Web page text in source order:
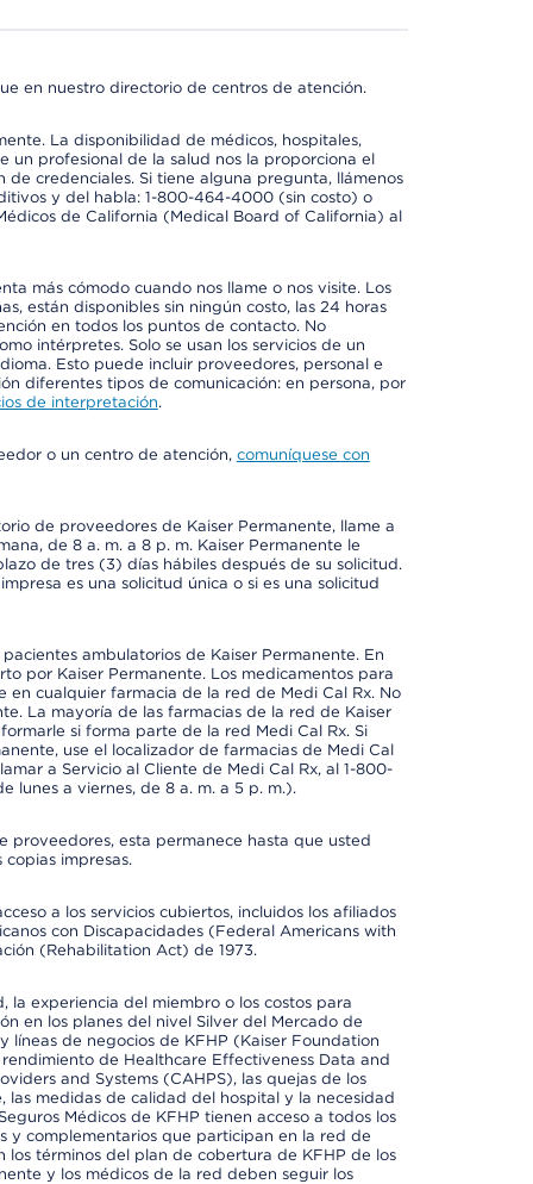
en nuestro directorio de centros de atención.
La disponibilidad de médicos, hospitales,
un profesional de la salud nos la proporciona el
credenciales. Si tiene alguna pregunta, llámenos
y del habla: 1-800-464-4000 (sin costo) o
de California (Medical Board of California) al
más cómodo cuando nos llame o nos visite. Los
están disponibles sin ningún costo, las 24 horas
en todos los puntos de contacto. No
intérpretes. Solo se usan los servicios de un
Esto puede incluir proveedores, personal e
diferentes tipos de comunicación: en persona, por
de interpretación.
o un centro de atención, comuníquese con
de proveedores de Kaiser Permanente, llame a
de 8 a. m. a 8 p. m. Kaiser Permanente le
de tres (3) días hábiles después de su solicitud.
es una solicitud única o si es una solicitud
ambulatorios de Kaiser Permanente. En
por Kaiser Permanente. Los medicamentos para
cualquier farmacia de la red de Medi Cal Rx. No
La mayoría de las farmacias de la red de Kaiser
si forma parte de la red Medi Cal Rx. Si
use el localizador de farmacias de Medi Cal
a Servicio al Cliente de Medi Cal Rx, al 1-800-
lunes a viernes, de 8 a. m. a 5 p. m.).
proveedores, esta permanece hasta que usted
impresas.
a los servicios cubiertos, incluidos los afiliados
con Discapacidades (Federal Americans with
(Rehabilitation Act) de 1973.
la experiencia del miembro o los costos para
en los planes del nivel Silver del Mercado de
líneas de negocios de KFHP (Kaiser Foundation
de Healthcare Effectiveness Data and
and Systems (CAHPS), las quejas de los
medidas de calidad del hospital y la necesidad
Médicos de KFHP tienen acceso a todos los
y complementarios que participan en la red de
términos del plan de cobertura de KFHP de los
y los médicos de la red deben seguir los